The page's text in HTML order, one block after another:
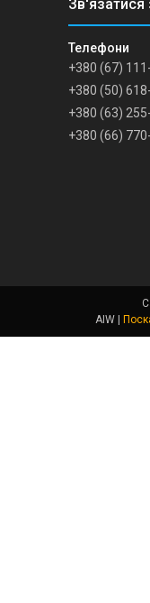
+380 (67)
+380 (50)
+380 (63)
+380 (66)
AIW |